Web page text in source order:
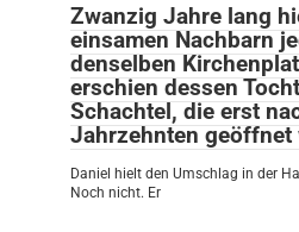
Zwanzig Jahre lang
einsamen Nachbarn
denselben
erschien dessen
Schachtel, die erst
Jahrzehnten geöffnet
Daniel hielt den Umschlag in der
Noch nicht. Er